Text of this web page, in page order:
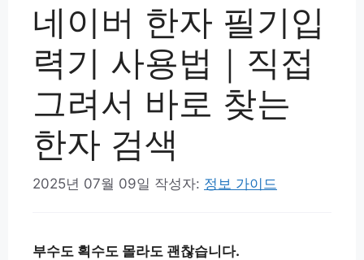
네이버 한자 필기입
력기 사용법｜직접
그려서 바로 찾는
한자 검색
2025년 07월 09일 작성자: 정보 가이드
부수도 획수도 몰라도 괜찮습니다.